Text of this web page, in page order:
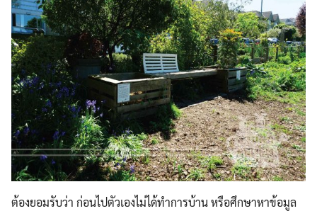
ต้องยอมรับว่า ก่อนไปตัวเองไม่ได้ทำการบ้าน หรือศึกษาหาข้อมูล